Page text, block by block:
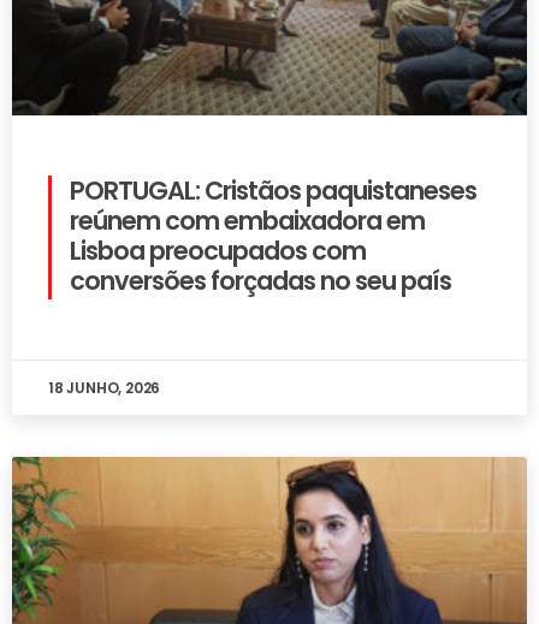
PORTUGAL: Cristãos paquistaneses
reúnem com embaixadora em
Lisboa preocupados com
conversões forçadas no seu país
18 JUNHO, 2026